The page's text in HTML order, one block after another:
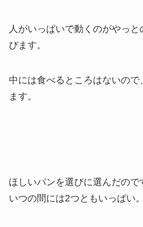
人がいっぱいで動くのがやっと
びます。
中には食べるところはないので
ます。
ほしいパンを選びに選んだので
いつの間には2つともいっぱい。